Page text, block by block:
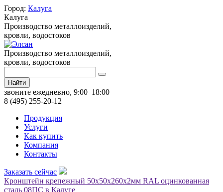
Город: Калуга
Калуга
Производство металлоизделий,
кровли, водостоков
Производство металлоизделий,
кровли, водостоков
Найти
звоните ежедневно, 9:00–18:00
8 (495) 255-20-12
Продукция
Услуги
Как купить
Компания
Контакты
Заказать сейчас
Кронштейн крепежный 50х50х260х2мм RAL оцинкованная
сталь 08ПС в Калуге